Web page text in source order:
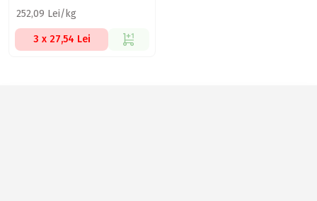
252,09 Lei/kg
3 x 27,54 Lei